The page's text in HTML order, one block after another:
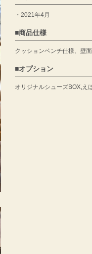
2021年4月
商品仕様
クッションベンチ仕様、壁
オプション
オリジナルシューズBOX,え